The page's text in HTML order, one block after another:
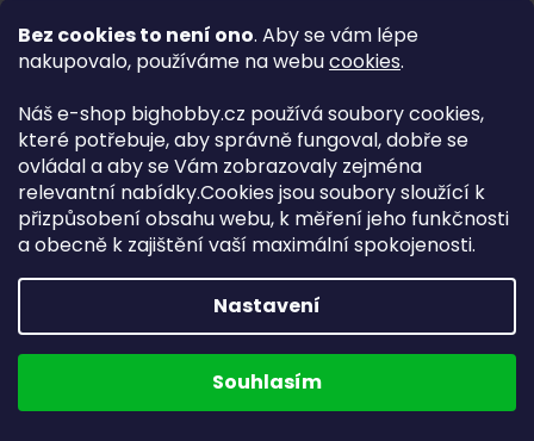
Bez cookies to není ono. Aby se vám lépe
nakupovalo, používáme na webucookies.
Náš e-shop bighobby.cz používá soubory cookies,
které potřebuje, aby správně fungoval, dobře se
ovládal a aby se Vám zobrazovaly zejména
relevantní nabídky.Cookies jsou soubory sloužící k
přizpůsobení obsahu webu, k měření jeho funkčnosti
a obecně k zajištění vaší maximální spokojenosti.
Nastavení
Souhlasím
Jak vybrat správnou baterii?
Najít vhodné baterie